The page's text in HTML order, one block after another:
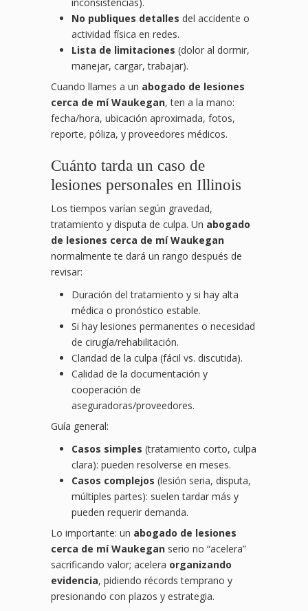
No publiques detalles del accidente o
actividad física en redes.
Lista de limitaciones (dolor al dormir,
manejar, cargar, trabajar).
Cuando llames a un abogado de lesiones
cerca de mí Waukegan, ten a la mano:
fecha/hora, ubicación aproximada, fotos,
reporte, póliza, y proveedores médicos.
Cuánto tarda un caso de
lesiones personales en Illinois
Los tiempos varían según gravedad,
tratamiento y disputa de culpa. Un abogado
de lesiones cerca de mí Waukegan
normalmente te dará un rango después de
revisar:
Duración del tratamiento y si hay alta
médica o pronóstico estable.
Si hay lesiones permanentes o necesidad
de cirugía/rehabilitación.
Claridad de la culpa (fácil vs. discutida).
Calidad de la documentación y
cooperación de
aseguradoras/proveedores.
Guía general:
Casos simples (tratamiento corto, culpa
clara): pueden resolverse en meses.
Casos complejos (lesión seria, disputa,
múltiples partes): suelen tardar más y
pueden requerir demanda.
Lo importante: un abogado de lesiones
cerca de mí Waukegan serio no “acelera”
sacrificando valor; acelera organizando
evidencia, pidiendo récords temprano y
presionando con plazos y estrategia.